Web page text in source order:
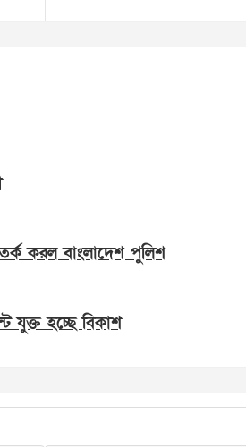
করল বাংলাদেশ পুলিশ
যুক্ত হচ্ছে বিকাশ